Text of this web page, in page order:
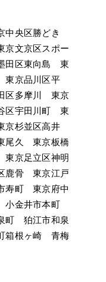
中央区勝どき
京文京区スポー
田区東向島　東
東京品川区平
区多摩川　東京
区宇田川町　東
京杉並区高井
尾久　東京板橋
東京足立区神明
鹿骨　東京江戸
寿町　東京府中
小金井市本町
町　狛江市和泉
箱根ヶ崎　青梅